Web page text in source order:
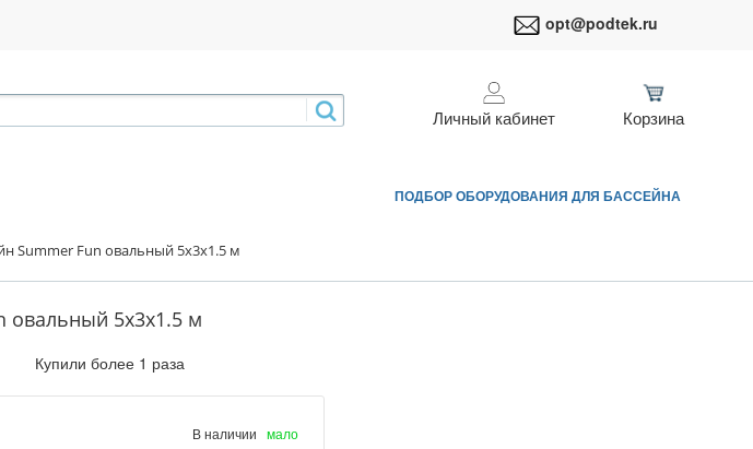
opt@podtek.ru
Личный кабинет Корзина
ПОДБОР ОБОРУДОВАНИЯ ДЛЯ БАССЕЙНА
Summer Fun овальный 5x3x1.5 м
овальный 5x3x1.5 м
Купили более 1 раза
В наличии мало